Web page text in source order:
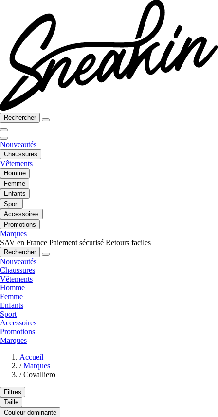
Rechercher
Nouveautés
Chaussures
Vêtements
Homme
Femme
Enfants
Sport
Accessoires
Promotions
Marques
SAV en France Paiement sécurisé Retours faciles
Rechercher
Nouveautés
Chaussures
Vêtements
Homme
Femme
Enfants
Sport
Accessoires
Promotions
Marques
Accueil
/ Marques
/ Covalliero
Filtres
Taille
Couleur dominante